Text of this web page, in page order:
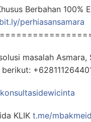
Berbahan 100%
bit.ly/perhiasansamara
masalah Asmara,
KLIK t.me/